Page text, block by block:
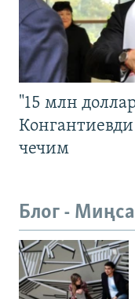
"15 млн
чечим
Блог -